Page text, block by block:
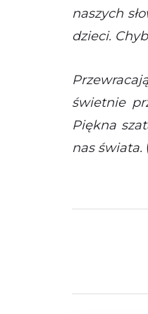
naszych
dzieci.
świetnie
Piękna
nas świata.